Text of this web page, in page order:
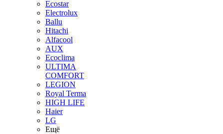
Ecostar
Electrolux
Ballu
Hitachi
Alfacool
AUX
Ecoclima
ULTIMA
COMFORT
LEGION
Royal Terma
HIGH LIFE
Haier
LG
Ещё